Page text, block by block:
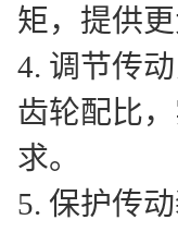
矩，提供
4. 调节传
齿轮配比
求。
5. 保护传